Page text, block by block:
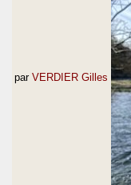
par VERDIER Gilles